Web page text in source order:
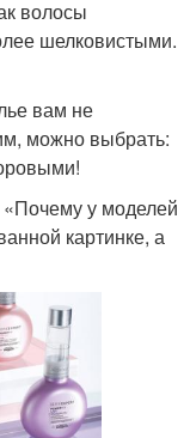
волосы
шелковистыми.
вам не
можно выбрать:
у моделей
картинке, а